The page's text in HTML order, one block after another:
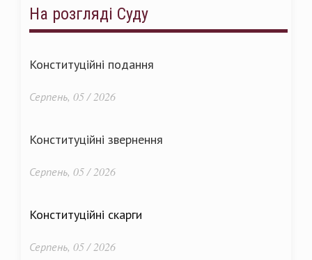
На розгляді Суду
Конституційні подання
Серпень, 05 / 2026
Конституційні звернення
Серпень, 05 / 2026
Конституційні скарги
Серпень, 05 / 2026